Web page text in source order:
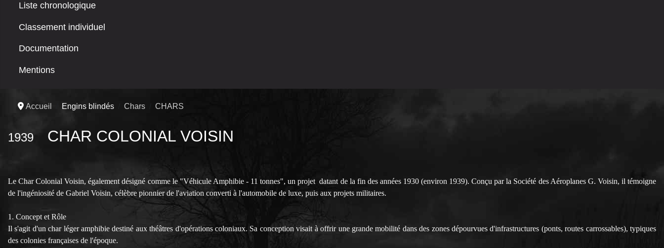
Liste chronologique
Classement individuel
Documentation
Mentions
Accueil Engins blindés Chars CHARS
1939 CHAR COLONIAL VOISIN
Le Char Colonial Voisin, également désigné comme le "Véhicule Amphibie - 11 tonnes", un projet datant de la fin des années 1930 (environ 1939). Conçu par la Société des Aéroplanes G. Voisin, il témoigne
de l'ingéniosité de Gabriel Voisin, célèbre pionnier de l'aviation converti à l'automobile de luxe, puis aux projets militaires.
1. Concept et Rôle
Il s'agit d'un char léger amphibie destiné aux théâtres d'opérations coloniaux. Sa conception visait à offrir une grande mobilité dans des zones dépourvues d'infrastructures (ponts, routes carrossables), typiques
des colonies françaises de l'époque.